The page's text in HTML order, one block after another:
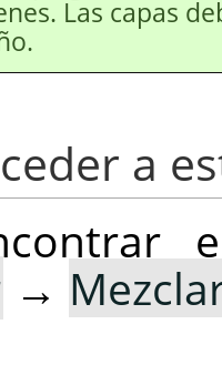
Las capas
a
→